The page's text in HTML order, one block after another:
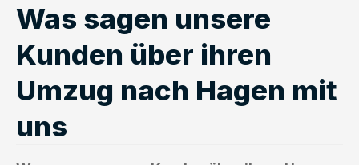
Was sagen unsere
Kunden über ihren
Umzug nach Hagen mit
uns